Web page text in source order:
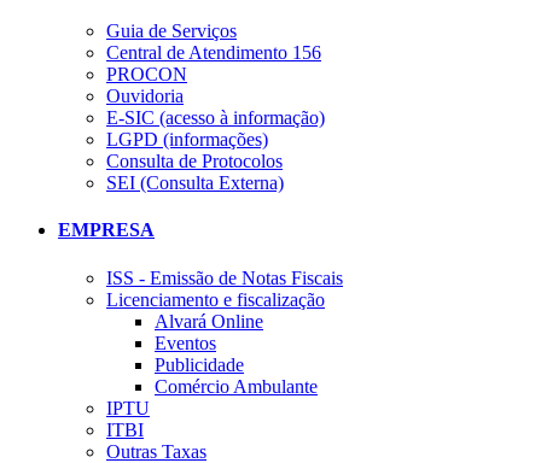
Guia de Serviços
Central de Atendimento 156
PROCON
Ouvidoria
E-SIC (acesso à informação)
LGPD (informações)
Consulta de Protocolos
SEI (Consulta Externa)
EMPRESA
ISS - Emissão de Notas Fiscais
Licenciamento e fiscalização
Alvará Online
Eventos
Publicidade
Comércio Ambulante
IPTU
ITBI
Outras Taxas